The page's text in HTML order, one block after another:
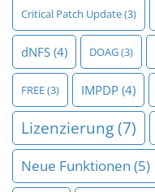
Critical Patch Update(3)
dNFS (4) DOAG(3)
FREE(3) IMPDP (4)
Lizenzierung(7)
Neue Funktionen (5)